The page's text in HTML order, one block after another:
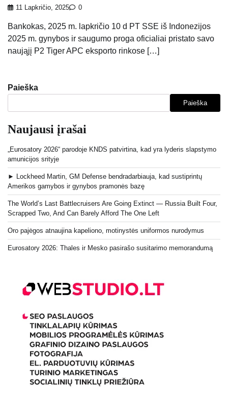
11 Lapkričio, 2025 0
Bankokas, 2025 m. lapkričio 10 d PT SSE iš Indonezijos
2025 m. gynybos ir saugumo proga oficialiai pristato savo
naująjį P2 Tiger APC eksporto rinkose […]
Paieška
Paieška
Naujausi įrašai
„Eurosatory 2026“ parodoje KNDS patvirtina, kad yra lyderis slapstymo
amunicijos srityje
► Lockheed Martin, GM Defense bendradarbiauja, kad sustiprintų
Amerikos gamybos ir gynybos pramonės bazę
The World’s Last Battlecruisers Are Going Extinct — Russia Built Four,
Scrapped Two, And Can Barely Afford The One Left
Oro pajėgos atnaujina kapeliono, motinystės uniformos nurodymus
Eurosatory 2026: Thales ir Mesko pasirašo susitarimo memorandumą